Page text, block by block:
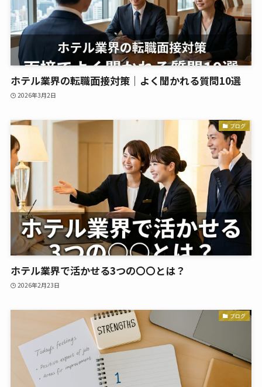
ホテル業界の転職面接対策｜よく聞かれる質問10選
2026年3月2日
ブログ
ホテル業界で活かせる3つの〇〇とは？
2026年2月23日
ブログ